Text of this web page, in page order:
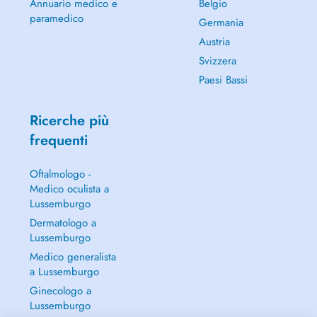
- Prosthetic Rehabilitation
Annuario medico e
paramedico
Belgio
Germania
Austria
Svizzera
Paesi Bassi
Ricerche più
frequenti
Oftalmologo -
Medico oculista a
Lussemburgo
Dermatologo a
Lussemburgo
Medico generalista
a Lussemburgo
Ginecologo a
Lussemburgo